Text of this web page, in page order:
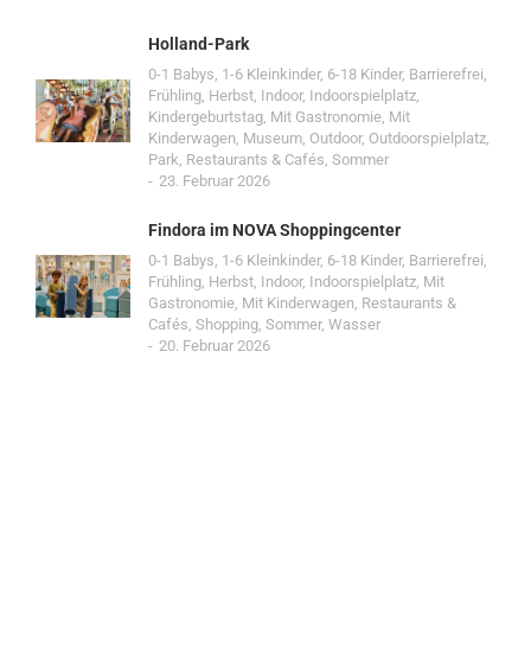
Holland-Park
0-1 Babys, 1-6 Kleinkinder, 6-18 Kinder, Barrierefrei,
Frühling, Herbst, Indoor, Indoorspielplatz,
Kindergeburtstag, Mit Gastronomie, Mit
Kinderwagen, Museum, Outdoor, Outdoorspielplatz,
Park, Restaurants & Cafés, Sommer
23. Februar 2026
Findora im NOVA Shoppingcenter
0-1 Babys, 1-6 Kleinkinder, 6-18 Kinder, Barrierefrei,
Frühling, Herbst, Indoor, Indoorspielplatz, Mit
Gastronomie, Mit Kinderwagen, Restaurants &
Cafés, Shopping, Sommer, Wasser
20. Februar 2026